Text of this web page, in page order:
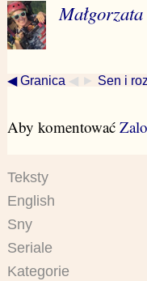
◀ Granica ◀ ► Sen i
Aby komentować
Teksty
English
Sny
Seriale
Kategorie